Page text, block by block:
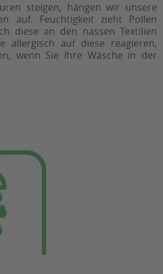
steigen, hängen wir unsere
auf. Feuchtigkeit zieht Pollen
diese an den nassen Textilien
allergisch auf diese reagieren,
wenn Sie Ihre Wäsche in der